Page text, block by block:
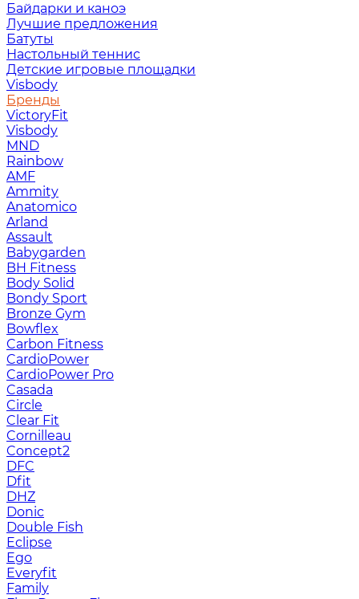
Байдарки и каноэ
Лучшие предложения
Батуты
Настольный теннис
Детские игровые площадки
Visbody
Бренды
VictoryFit
Visbody
MND
Rainbow
AMF
Ammity
Anatomico
Arland
Assault
Babygarden
BH Fitness
Body Solid
Bondy Sport
Bronze Gym
Bowflex
Carbon Fitness
CardioPower
CardioPower Pro
Casada
Circle
Clear Fit
Cornilleau
Concept2
DFC
Dfit
DHZ
Donic
Double Fish
Eclipse
Ego
Everyfit
Family